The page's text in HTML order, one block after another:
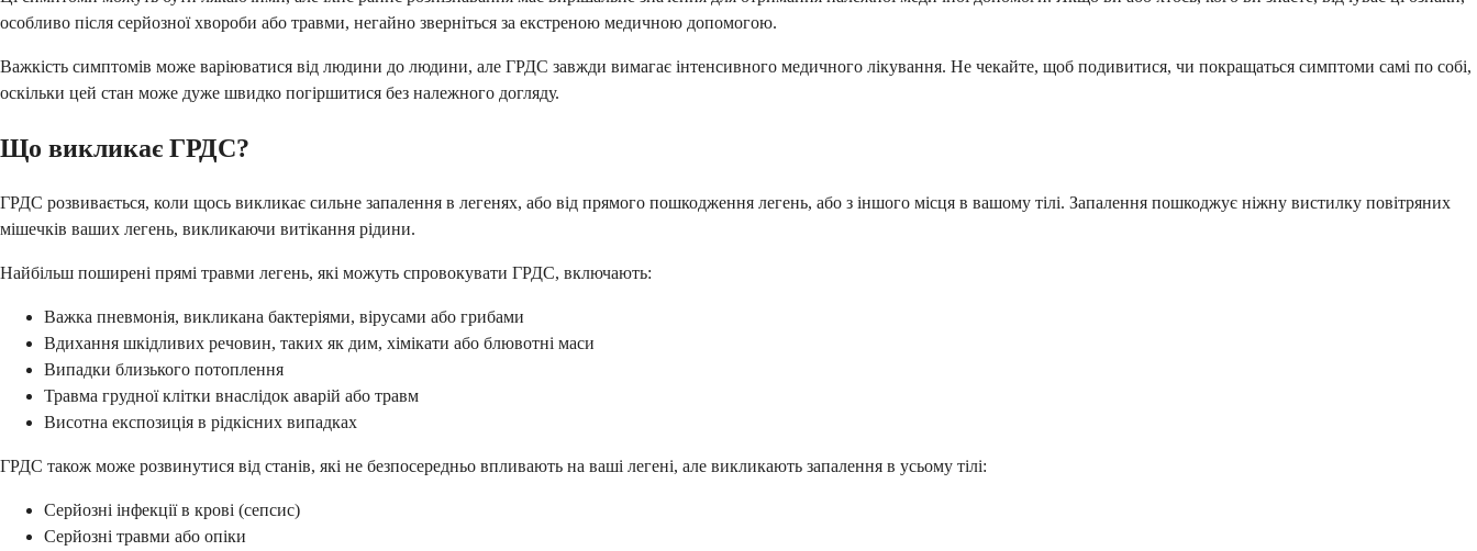
особливо після серйозної хвороби або травми, негайно зверніться за екстреною медичною допомогою.
Важкість симптомів може варіюватися від людини до людини, але ГРДС завжди вимагає інтенсивного медичного лікування. Не чекайте, щоб подивитися, чи покращаться симптоми самі по собі,
оскільки цей стан може дуже швидко погіршитися без належного догляду.
Що викликає ГРДС?
ГРДС розвивається, коли щось викликає сильне запалення в легенях, або від прямого пошкодження легень, або з іншого місця в вашому тілі. Запалення пошкоджує ніжну вистилку повітряних
мішечків ваших легень, викликаючи витікання рідини.
Найбільш поширені прямі травми легень, які можуть спровокувати ГРДС, включають:
Важка пневмонія, викликана бактеріями, вірусами або грибами
Вдихання шкідливих речовин, таких як дим, хімікати або блювотні маси
Випадки близького потоплення
Травма грудної клітки внаслідок аварій або травм
Висотна експозиція в рідкісних випадках
ГРДС також може розвинутися від станів, які не безпосередньо впливають на ваші легені, але викликають запалення в усьому тілі:
Серйозні інфекції в крові (сепсис)
Серйозні травми або опіки